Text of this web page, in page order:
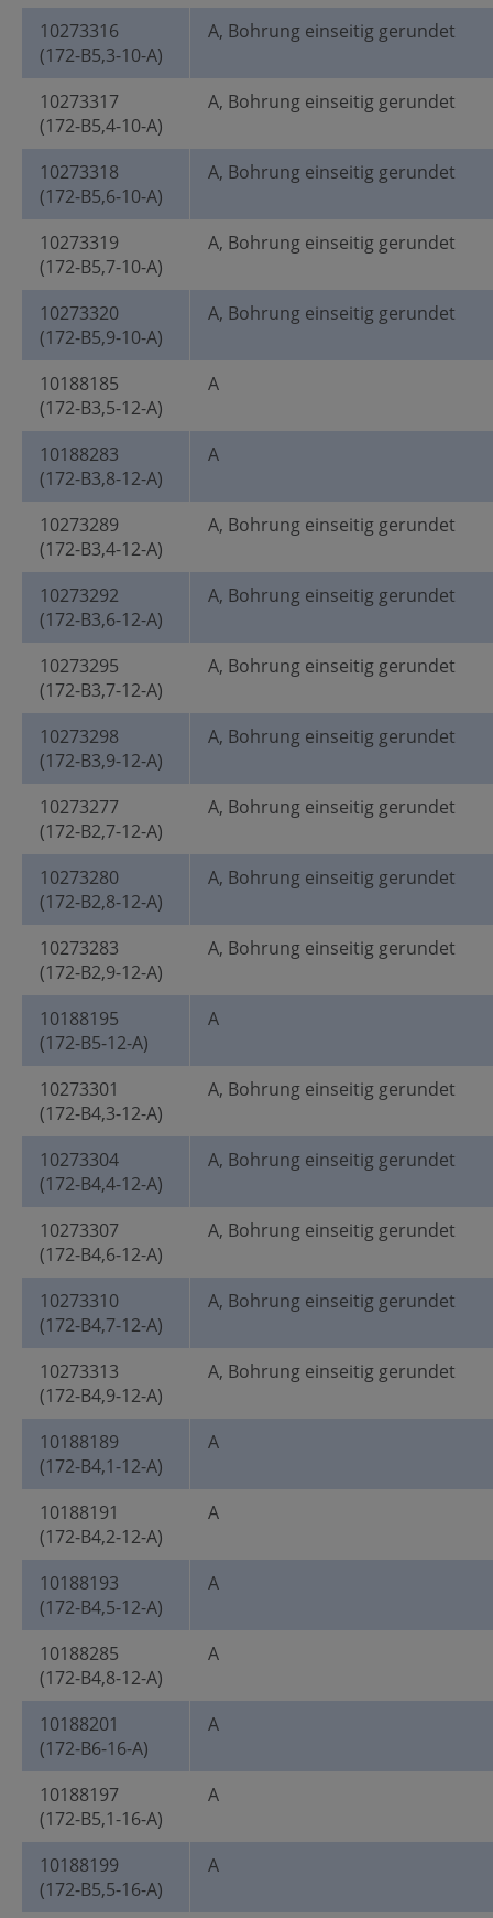
10273316
(172-B5,3-10-A)
A, Bohrung einseitig gerundet
10273317
(172-B5,4-10-A)
A, Bohrung einseitig gerundet
10273318
(172-B5,6-10-A)
A, Bohrung einseitig gerundet
10273319
(172-B5,7-10-A)
A, Bohrung einseitig gerundet
10273320
(172-B5,9-10-A)
A, Bohrung einseitig gerundet
10188185
(172-B3,5-12-A)
A
10188283
(172-B3,8-12-A)
A
10273289
(172-B3,4-12-A)
A, Bohrung einseitig gerundet
10273292
(172-B3,6-12-A)
A, Bohrung einseitig gerundet
10273295
(172-B3,7-12-A)
A, Bohrung einseitig gerundet
10273298
(172-B3,9-12-A)
A, Bohrung einseitig gerundet
10273277
(172-B2,7-12-A)
A, Bohrung einseitig gerundet
10273280
(172-B2,8-12-A)
A, Bohrung einseitig gerundet
10273283
(172-B2,9-12-A)
A, Bohrung einseitig gerundet
10188195
(172-B5-12-A)
A
10273301
(172-B4,3-12-A)
A, Bohrung einseitig gerundet
10273304
(172-B4,4-12-A)
A, Bohrung einseitig gerundet
10273307
(172-B4,6-12-A)
A, Bohrung einseitig gerundet
10273310
(172-B4,7-12-A)
A, Bohrung einseitig gerundet
10273313
(172-B4,9-12-A)
A, Bohrung einseitig gerundet
10188189
(172-B4,1-12-A)
A
10188191
(172-B4,2-12-A)
A
10188193
(172-B4,5-12-A)
A
10188285
(172-B4,8-12-A)
A
10188201
(172-B6-16-A)
A
10188197
(172-B5,1-16-A)
A
10188199
(172-B5,5-16-A)
A